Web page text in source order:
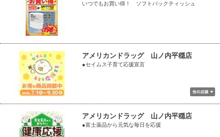
いつでもお買い得！ ソフトパックティッシュ
アメリカンドラッグ 山ノ内平穏店
●セイムス子育て応援宣言
アメリカンドラッグ 山ノ内平穏店
●富士薬品から元気な毎日を応援